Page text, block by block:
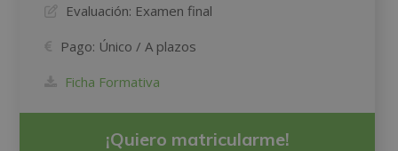
Evaluación: Examen final
Pago: Único / A plazos
Ficha Formativa
¡Quiero matricularme!